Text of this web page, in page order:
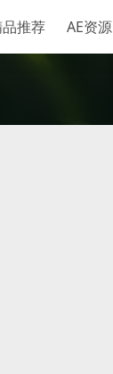
推荐 AE资源